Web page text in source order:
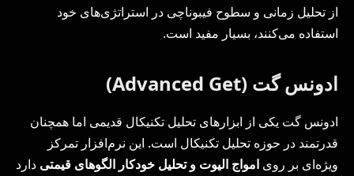
از تحلیل زمانی و سطوح فیبوناچی در استراتژی‌های خود
استفاده می‌کنند، بسیار مفید است.
ادونس گت (Advanced Get)
ادونس گت یکی از ابزارهای تحلیل تکنیکال قدیمی اما همچنان
قدرتمند در حوزه تحلیل تکنیکال است. این نرم‌افزار تمرکز
ویژه‌ای بر روی امواج الیوت و تحلیل خودکار الگوهای قیمتی دارد